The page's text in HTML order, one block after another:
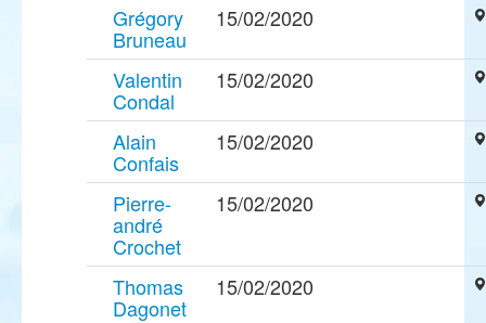
Grégory
Bruneau
15/02/2020
Valentin
Condal
15/02/2020
Alain
Confais
15/02/2020
Pierre-
andré
Crochet
15/02/2020
Thomas
Dagonet
15/02/2020